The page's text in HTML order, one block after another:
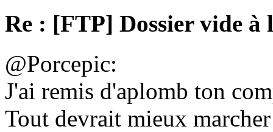
Re : [FTP] Dossier vide à
@Porcepic:
J'ai remis d'aplomb ton
Tout devrait mieux